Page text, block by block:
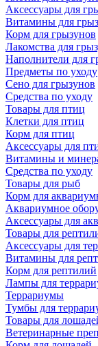
Аксессуары для
Витамины для
Корм для грызунов
Лакомства для
Наполнители для
Предметы по уходу
Сено для грызунов
Средства по уходу
Товары для птиц
Клетки для птиц
Корм для птиц
Аксессуары для
Витамины и
Средства по уходу
Товары для рыб
Корм для
Аквариумное
Аксессуары для
Товары для
Аксессуары для
Витамины для
Корм для рептилий
Лампы для
Террариумы
Тумбы для
Товары для
Ветеринарные